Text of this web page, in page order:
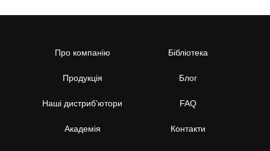
Про компанію
Продукція
Наші дистриб’ютори
Академія
Бібліотека
Блог
FAQ
Контакти